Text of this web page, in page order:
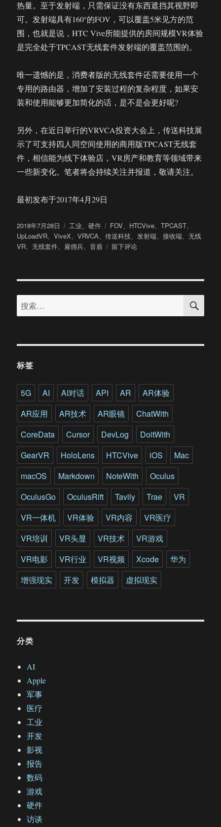
热量。至于发射端，只需保证没有东西遮挡其视野即
可。发射端具有160°的FOV，可以覆盖5米见方的范
围，也就是说，HTC Vive所能提供的房间规模VR体验
是完全处于TPCAST无线套件发射端的覆盖范围的。
唯一遗憾的是，消费者版的无线套件还需要使用一个
专用的路由器，增加了安装过程的复杂程度，如果安
装和使用能够更加简化的话，是不是会更好呢?
另外，在近日举行的VRVCA投资大会上，传送科技展
示了可支持四人同空间使用的商用版TPCAST无线套
件，相信能为线下体验店，VR房产和教育等领域带来
一些新变化。笔者将会持续关注并报道，敬请关注。
最初发布于2017年4月29日
发
布
于
2018年7月28日
分
类
工业、硬件
标
签
FOV、 HTCVive、TPCAST、
UpLoadVR、ViveX、VRVCA、传送科技、发射端、接收端、无线
VR、无线套件、 雇佣兵、音盾
于
TPCAST
线
件
值
得
买?
留下评论
搜
索：
搜
标签
5G AI AI对话 API AR
AR体验
AR应用
AR技术 AR眼镜
ChatWith
CoreData
Cursor DevLog
DoitWith
GearVR
HoloLens HTCVive iOS
Mac
macOS
Markdown NoteWith
Oculus
OculusGo
OculusRift Tavily Trae
VR
VR一体机
VR体验 VR内容
VR医疗
VR培训
VR头显 VR技术
VR游戏
VR电影
VR行业 VR视频 Xcode
华为
增强现实
开发 模拟器 虚拟现实
分类
AI
Apple
军事
医疗
工业
开发
影视
报告
数码
游戏
硬件
访谈